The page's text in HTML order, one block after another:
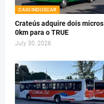
CAIO INDUSCAR
Crateús adquire dois micros
0km para o TRUE
July 30, 2026